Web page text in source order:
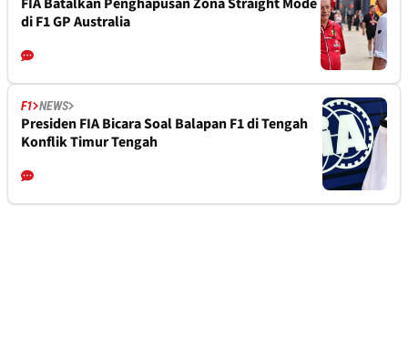
di F1 GP Australia
F1 NEWS
Presiden FIA Bicara Soal Balapan F1 di Tengah
Konflik Timur Tengah